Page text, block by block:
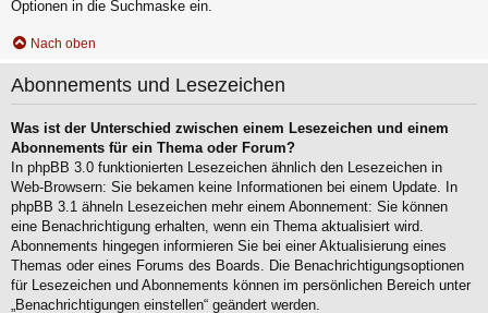
Optionen in die Suchmaske ein.
Nach oben
Abonnements und Lesezeichen
Was ist der Unterschied zwischen einem Lesezeichen und einem
Abonnements für ein Thema oder Forum?
In phpBB 3.0 funktionierten Lesezeichen ähnlich den Lesezeichen in
Web-Browsern: Sie bekamen keine Informationen bei einem Update. In
phpBB 3.1 ähneln Lesezeichen mehr einem Abonnement: Sie können
eine Benachrichtigung erhalten, wenn ein Thema aktualisiert wird.
Abonnements hingegen informieren Sie bei einer Aktualisierung eines
Themas oder eines Forums des Boards. Die Benachrichtigungsoptionen
für Lesezeichen und Abonnements können im persönlichen Bereich unter
„Benachrichtigungen einstellen“ geändert werden.